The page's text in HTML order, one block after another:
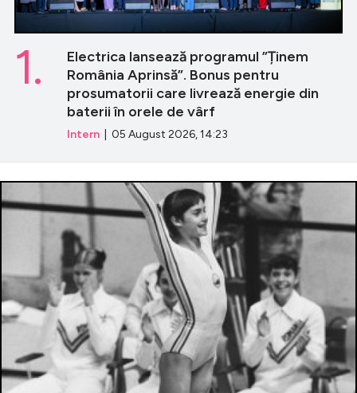
Electrica lansează programul ”Ținem
România Aprinsă”. Bonus pentru
prosumatorii care livrează energie din
baterii în orele de vârf
Intern | 05 August 2026, 14:23
1.